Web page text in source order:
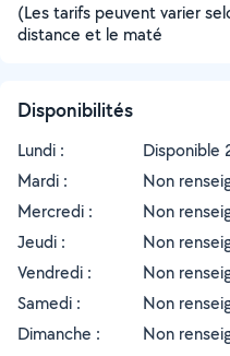
(Les tarifs peuvent varier
distance et le maté
Disponibilités
Lundi :
Disponible
Mardi :
Non
Mercredi :
Non
Jeudi :
Non
Vendredi :
Non
Samedi :
Non
Dimanche :
Non